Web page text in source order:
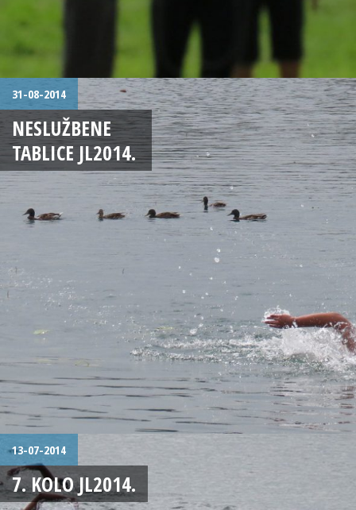
31-08-2014
NESLUŽBENE
TABLICE JL2014.
13-07-2014
7. KOLO JL2014.